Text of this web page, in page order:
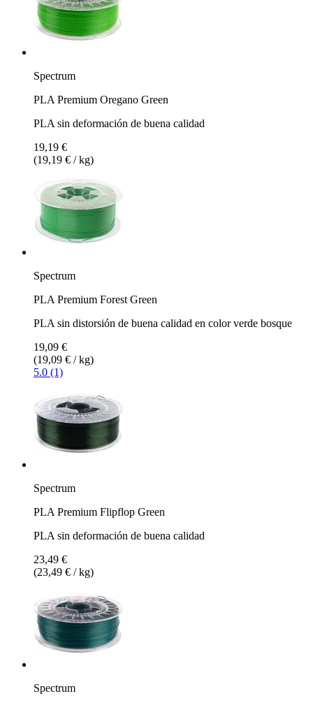
Spectrum
PLA Premium Oregano Green
PLA sin deformación de buena calidad
19,19 €
(19,19 € / kg)
Spectrum
PLA Premium Forest Green
PLA sin distorsión de buena calidad en color verde bosque
19,09 €
(19,09 € / kg)
5.0 (1)
Spectrum
PLA Premium Flipflop Green
PLA sin deformación de buena calidad
23,49 €
(23,49 € / kg)
Spectrum